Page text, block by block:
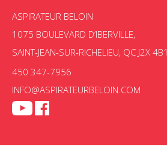
ASPIRATEUR BELOIN
1075 BOULEVARD D’IBERVILLE,
SAINT-JEAN-SUR-RICHELIEU, QC J2X 4B1
450 347-7956
INFO@ASPIRATEURBELOIN.COM